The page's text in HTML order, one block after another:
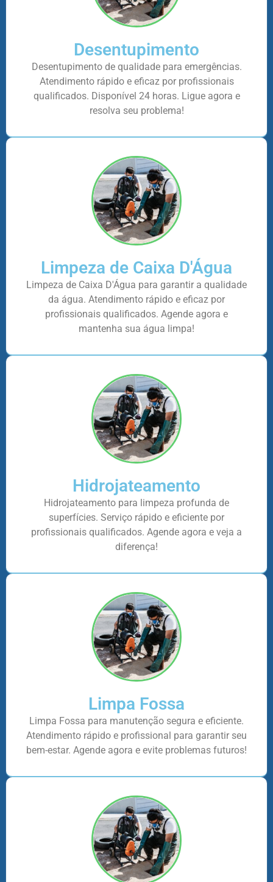
Desentupimento
Desentupimento de qualidade para emergências.
Atendimento rápido e eficaz por profissionais
qualificados. Disponível 24 horas. Ligue agora e
resolva seu problema!
Limpeza de Caixa D'Água
Limpeza de Caixa D'Água para garantir a qualidade
da água. Atendimento rápido e eficaz por
profissionais qualificados. Agende agora e
mantenha sua água limpa!
Hidrojateamento
Hidrojateamento para limpeza profunda de
superfícies. Serviço rápido e eficiente por
profissionais qualificados. Agende agora e veja a
diferença!
Limpa Fossa
Limpa Fossa para manutenção segura e eficiente.
Atendimento rápido e profissional para garantir seu
bem-estar. Agende agora e evite problemas futuros!